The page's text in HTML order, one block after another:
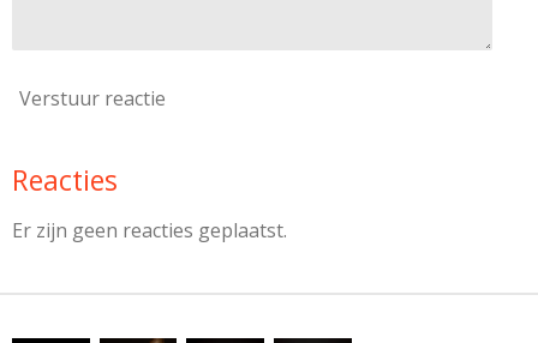
Verstuur reactie
Reacties
Er zijn geen reacties geplaatst.